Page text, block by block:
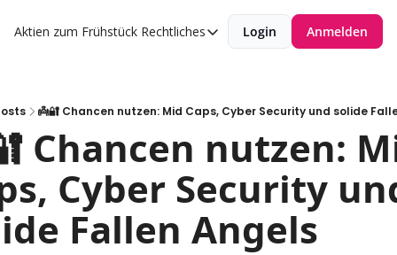
Aktien zum Frühstück Rechtliches
Rechtliches
Impressum
Login Anmelden
👼🔐 Chancen nutzen: Mid Caps, Cyber Security und solide
Chancen nutzen:
Cyber Security
Fallen Angels